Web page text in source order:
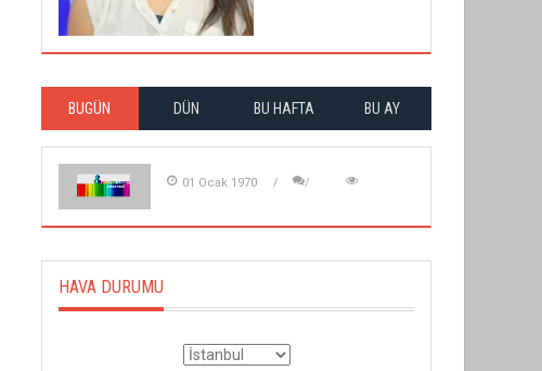
BUGÜN DÜN BU HAFTA BU AY
01 Ocak 1970
HAVA DURUMU